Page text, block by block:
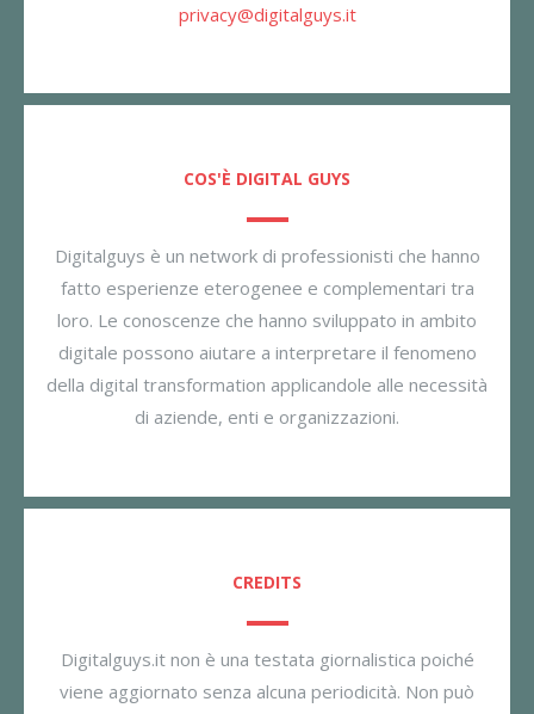
privacy@digitalguys.it
COS'È DIGITAL GUYS
Digitalguys è un network di professionisti che hanno
fatto esperienze eterogenee e complementari tra
loro. Le conoscenze che hanno sviluppato in ambito
digitale possono aiutare a interpretare il fenomeno
della digital transformation applicandole alle necessità
di aziende, enti e organizzazioni.
CREDITS
Digitalguys.it non è una testata giornalistica poiché
viene aggiornato senza alcuna periodicità. Non può